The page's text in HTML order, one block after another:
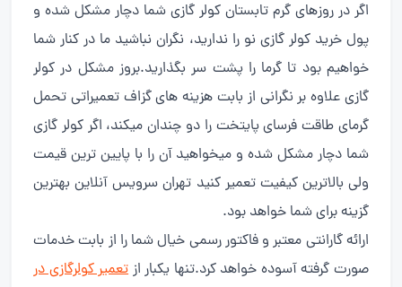
اگر در روزهای گرم تابستان کولر گازی شما دچار مشکل شده و
پول خرید کولر گازی نو را ندارید، نگران نباشید ما در کنار شما
خواهیم بود تا گرما را پشت سر بگذارید.بروز مشکل در کولر
گازی علاوه بر نگرانی از بابت هزینه های گزاف تعمیراتی تحمل
گرمای طاقت فرسای پایتخت را دو چندان میکند، اگر کولر گازی
شما دچار مشکل شده و میخواهید آن را با پایین ترین قیمت
ولی بالاترین کیفیت تعمیر کنید تهران سرویس آنلاین بهترین
گزینه برای شما خواهد بود.
ارائه گارانتی معتبر و فاکتور رسمی خیال شما را از بابت خدمات
صورت گرفته آسوده خواهد کرد.تنها یکبار ازتعمیر کولرگازی در